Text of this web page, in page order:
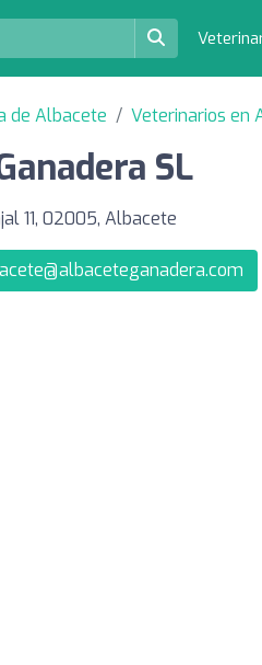
de Albacete Veterinarios en
SL
11, 02005, Albacete